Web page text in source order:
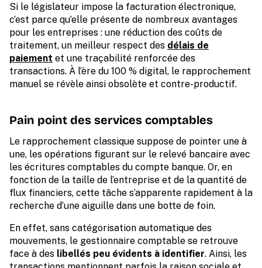
Si le législateur impose la facturation électronique,
c’est parce qu’elle présente de nombreux avantages
pour les entreprises : une réduction des coûts de
traitement, un meilleur respect des délais de
paiement et une traçabilité renforcée des
transactions. À l’ère du 100 % digital, le rapprochement
manuel se révèle ainsi obsolète et contre-productif.
Pain point des services comptables
Le rapprochement classique suppose de pointer une à
une, les opérations figurant sur le relevé bancaire avec
les écritures comptables du compte banque. Or, en
fonction de la taille de l’entreprise et de la quantité de
flux financiers, cette tâche s’apparente rapidement à la
recherche d’une aiguille dans une botte de foin.
En effet, sans catégorisation automatique des
mouvements, le gestionnaire comptable se retrouve
face à des libellés peu évidents à identifier. Ainsi, les